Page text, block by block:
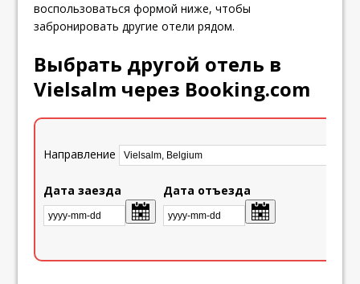
воспользоваться формой ниже, чтобы
забронировать другие отели рядом.
Выбрать другой отель в
Vielsalm через Booking.com
Направление
Дата заезда Дата отъезда